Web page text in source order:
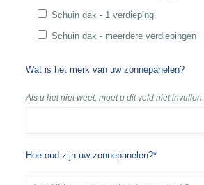
Schuin dak - 1 verdieping
Schuin dak - meerdere verdiepingen
Wat is het merk van uw zonnepanelen?
Als u het niet weet, moet u dit veld niet invullen.
Hoe oud zijn uw zonnepanelen?*